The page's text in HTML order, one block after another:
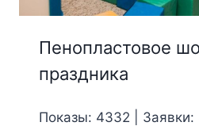
Пенопластовое
праздника
Показы: 4332 | Заявки: